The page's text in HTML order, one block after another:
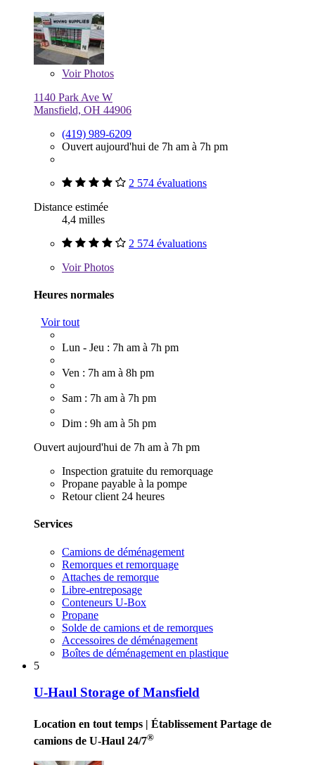
VoirPhotos
1140 Park Ave W
Mansfield, OH 44906
(419) 989-6209
Ouvert aujourd'hui de 7h am à 7h pm
2 574 évaluations
Distance estimée
4,4 milles
2 574 évaluations
VoirPhotos
Heures normales
Voir tout
Lun - Jeu : 7h am à 7h pm
Ven : 7h am à 8h pm
Sam : 7h am à 7h pm
Dim : 9h am à 5h pm
Ouvert aujourd'hui de 7h am à 7h pm
Inspection gratuite du remorquage
Propane payable à la pompe
Retour client 24 heures
Services
Camions de déménagement
Remorques et remorquage
Attaches de remorque
Libre-entreposage
Conteneurs U-Box
Propane
Solde de camions et de remorques
Accessoires de déménagement
Boîtes de déménagement en plastique
5
U-Haul Storage of Mansfield
Location en tout temps | Établissement Partage de
camions de U-Haul 24/7®